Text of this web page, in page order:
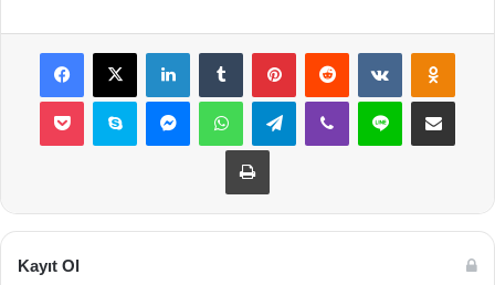
Facebook
X LinkedInTumblr PinterestReddit VKontakte
Pocket Skype MessengerWhatsAppTelegramViber Line E-Posta ile
Yazdır
Kayıt Ol